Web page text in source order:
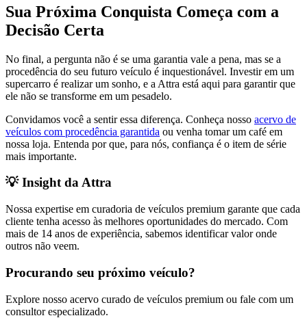
Sua Próxima Conquista Começa com a
Decisão Certa
No final, a pergunta não é se uma garantia vale a pena, mas se a
procedência do seu futuro veículo é inquestionável. Investir em um
supercarro é realizar um sonho, e a Attra está aqui para garantir que
ele não se transforme em um pesadelo.
Convidamos você a sentir essa diferença. Conheça nosso acervo de
veículos com procedência garantida ou venha tomar um café em
nossa loja. Entenda por que, para nós, confiança é o item de série
mais importante.
💡 Insight da Attra
Nossa expertise em curadoria de veículos premium garante que cada
cliente tenha acesso às melhores oportunidades do mercado. Com
mais de 14 anos de experiência, sabemos identificar valor onde
outros não veem.
Procurando seu próximo veículo?
Explore nosso acervo curado de veículos premium ou fale com um
consultor especializado.